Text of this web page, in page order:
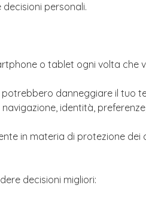
personali.
o tablet ogni volta che
danneggiare il
identità,
in materia di protezione
decisioni migliori: